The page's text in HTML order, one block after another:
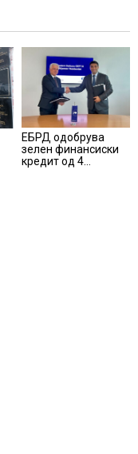
ЕБРД одобрува
зелен финансиски
кредит од 4